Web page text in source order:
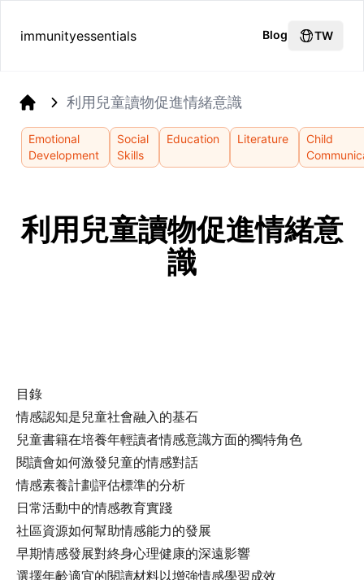
immunityessentials Blog TW
利用兒童讀物促進情緒意識
Emotional
Development
Social
Skills
Education Literature
Child
利用兒童讀物促進情緒意
識
目錄
情感認知是兒童社會融入的基石
兒童書籍在培養年輕讀者情感意識方面的獨特角色
閱讀會如何激發兒童的情感對話
情感素養計劃評估標準的分析
日常活動中的情感教育實踐
社區資源如何幫助情感能力的發展
早期情感發展對終身心理健康的深遠影響
選擇年齡適宜的閱讀材料以增強情感學習成效